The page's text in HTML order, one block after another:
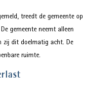
treedt de gemeente op
gemeente neemt alleen
zij dit doelmatig acht. De
ruimte.